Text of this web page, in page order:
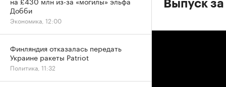
Выпуск
Добби
Экономика, 12:00
Финляндия отказалась передать
Украине ракеты Patriot
Политика, 11:32